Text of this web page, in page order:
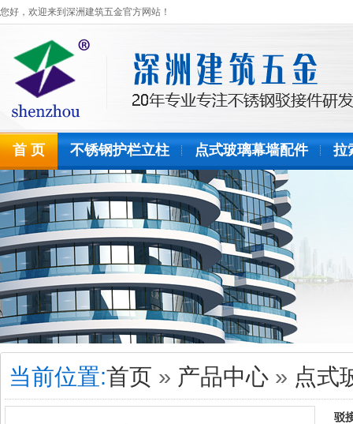
您好，欢迎来到深洲建筑五金官方网站！
首 页 不锈钢护栏立柱 点式玻璃幕墙配件 拉
当前位置:首页 » 产品中心 » 点式
驳